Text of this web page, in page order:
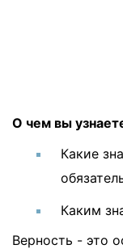
О чем вы
Какие
Каким
Верность - это